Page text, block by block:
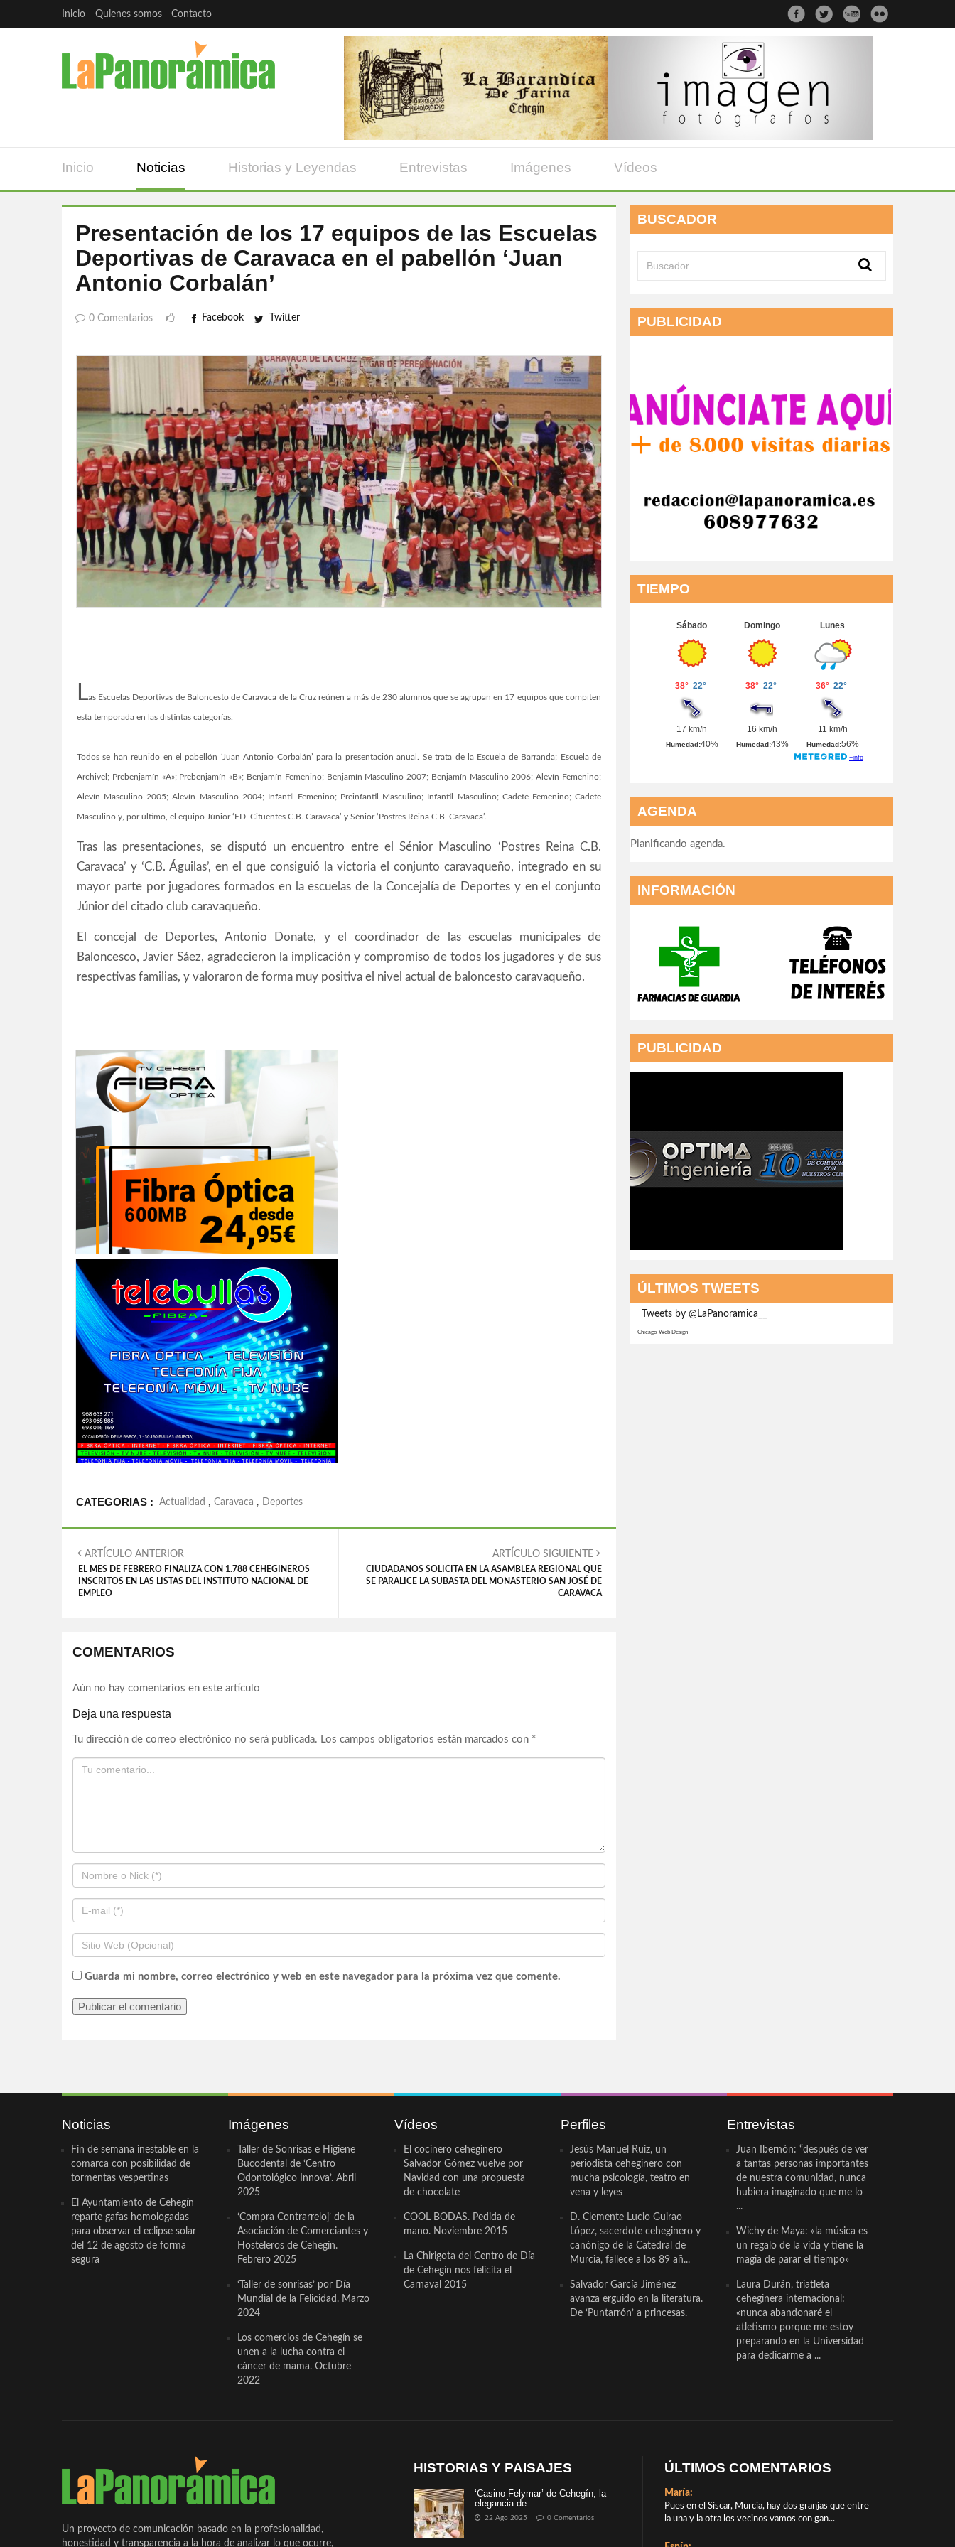
Inicio Quienes somos Contacto
Inicio Noticias Historias y Leyendas Entrevistas Imágenes Vídeos
Presentación de los 17 equipos de las Escuelas
Deportivas de Caravaca en el pabellón ‘Juan
Antonio Corbalán’
0 Comentarios Facebook Twitter
Las Escuelas Deportivas de Baloncesto de Caravaca de la Cruz reúnen a más de 230 alumnos que se agrupan en 17 equipos que compiten
esta temporada en las distintas categorías.
Todos se han reunido en el pabellón ‘Juan Antonio Corbalán’ para la presentación anual. Se trata de la Escuela de Barranda; Escuela de
Archivel; Prebenjamín «A»; Prebenjamín «B»; Benjamín Femenino; Benjamín Masculino 2007; Benjamín Masculino 2006; Alevín Femenino;
Alevín Masculino 2005; Alevín Masculino 2004; Infantil Femenino; Preinfantil Masculino; Infantil Masculino; Cadete Femenino; Cadete
Masculino y, por último, el equipo Júnior ‘ED. Cifuentes C.B. Caravaca’ y Sénior ‘Postres Reina C.B. Caravaca’.
Tras las presentaciones, se disputó un encuentro entre el Sénior Masculino ‘Postres Reina C.B.
Caravaca’ y ‘C.B. Águilas’, en el que consiguió la victoria el conjunto caravaqueño, integrado en su
mayor parte por jugadores formados en la escuelas de la Concejalía de Deportes y en el conjunto
Júnior del citado club caravaqueño.
El concejal de Deportes, Antonio Donate, y el coordinador de las escuelas municipales de
Baloncesco, Javier Sáez, agradecieron la implicación y compromiso de todos los jugadores y de sus
respectivas familias, y valoraron de forma muy positiva el nivel actual de baloncesto caravaqueño.
CATEGORIAS : Actualidad , Caravaca , Deportes
ARTÍCULO ANTERIOR
EL MES DE FEBRERO FINALIZA CON 1.788 CEHEGINEROS
INSCRITOS EN LAS LISTAS DEL INSTITUTO NACIONAL DE
EMPLEO
ARTÍCULO SIGUIENTE
CIUDADANOS SOLICITA EN LA ASAMBLEA REGIONAL QUE
SE PARALICE LA SUBASTA DEL MONASTERIO SAN JOSÉ DE
CARAVACA
COMENTARIOS
Aún no hay comentarios en este artículo
Deja una respuesta
Tu dirección de correo electrónico no será publicada. Los campos obligatorios están marcados con *
Guarda mi nombre, correo electrónico y web en este navegador para la próxima vez que comente.
BUSCADOR
PUBLICIDAD
TIEMPO
AGENDA
Planificando agenda.
INFORMACIÓN
PUBLICIDAD
ÚLTIMOS TWEETS
Tweets by @LaPanoramica__
Chicago Web Design
Noticias
Fin de semana inestable en la
comarca con posibilidad de
tormentas vespertinas
El Ayuntamiento de Cehegín
reparte gafas homologadas
para observar el eclipse solar
del 12 de agosto de forma
segura
Imágenes
Taller de Sonrisas e Higiene
Bucodental de ‘Centro
Odontológico Innova’. Abril
2025
‘Compra Contrarreloj’ de la
Asociación de Comerciantes y
Hosteleros de Cehegín.
Febrero 2025
‘Taller de sonrisas’ por Día
Mundial de la Felicidad. Marzo
2024
Los comercios de Cehegín se
unen a la lucha contra el
cáncer de mama. Octubre
2022
Vídeos
El cocinero ceheginero
Salvador Gómez vuelve por
Navidad con una propuesta
de chocolate
COOL BODAS. Pedida de
mano. Noviembre 2015
La Chirigota del Centro de Día
de Cehegín nos felicita el
Carnaval 2015
Perfiles
Jesús Manuel Ruiz, un
periodista ceheginero con
mucha psicología, teatro en
vena y leyes
D. Clemente Lucio Guirao
López, sacerdote ceheginero y
canónigo de la Catedral de
Murcia, fallece a los 89 añ...
Salvador García Jiménez
avanza erguido en la literatura.
De ‘Puntarrón’ a princesas.
Entrevistas
Juan Ibernón: “después de ver
a tantas personas importantes
de nuestra comunidad, nunca
hubiera imaginado que me lo
...
Wichy de Maya: «la música es
un regalo de la vida y tiene la
magia de parar el tiempo»
Laura Durán, triatleta
ceheginera internacional:
«nunca abandonaré el
atletismo porque me estoy
preparando en la Universidad
para dedicarme a ...
Un proyecto de comunicación basado en la profesionalidad,
honestidad y transparencia a la hora de analizar lo que ocurre,
HISTORIAS Y PAISAJES
‘Casino Felymar’ de Cehegín, la
elegancia de ...
22 Ago 2025 0 Comentarios
ÚLTIMOS COMENTARIOS
María:
Pues en el Siscar, Murcia, hay dos granjas que entre
la una y la otra los vecinos vamos con gan...